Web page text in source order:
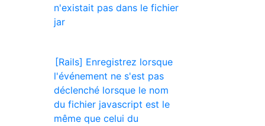
n'existait pas dans le fichier
jar
[Rails] Enregistrez lorsque
l'événement ne s'est pas
déclenché lorsque le nom
du fichier javascript est le
même que celui du